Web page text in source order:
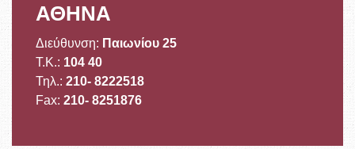
ΑΘΗΝΑ
Διεύθυνση: Παιωνίου 25
Τ.Κ.: 104 40
Τηλ.:210- 8222518
Fax:210- 8251876